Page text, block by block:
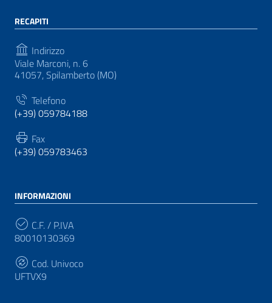
RECAPITI
Indirizzo
Viale Marconi, n. 6
41057, Spilamberto (MO)
Telefono
(+39) 059784188
Fax
(+39) 059783463
INFORMAZIONI
C.F. / P.IVA
80010130369
Cod. Univoco
UFTVX9